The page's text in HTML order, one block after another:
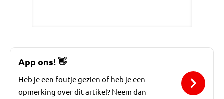
App ons!👋
Heb je een foutje gezien of heb je een
opmerking over dit artikel? Neem dan